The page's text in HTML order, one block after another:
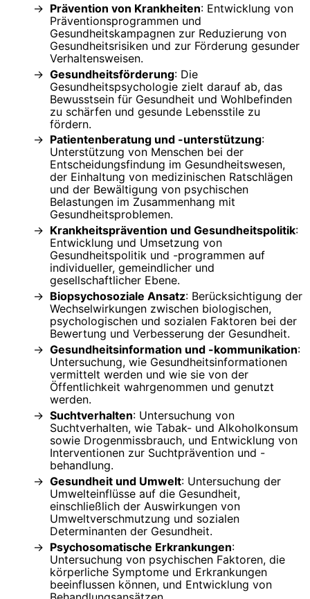
Prävention von Krankheiten: Entwicklung von
Präventionsprogrammen und
Gesundheitskampagnen zur Reduzierung von
Gesundheitsrisiken und zur Förderung gesunder
Verhaltensweisen.
Gesundheitsförderung: Die
Gesundheitspsychologie zielt darauf ab, das
Bewusstsein für Gesundheit und Wohlbefinden
zu schärfen und gesunde Lebensstile zu
fördern.
Patientenberatung und -unterstützung:
Unterstützung von Menschen bei der
Entscheidungsfindung im Gesundheitswesen,
der Einhaltung von medizinischen Ratschlägen
und der Bewältigung von psychischen
Belastungen im Zusammenhang mit
Gesundheitsproblemen.
Krankheitsprävention und Gesundheitspolitik:
Entwicklung und Umsetzung von
Gesundheitspolitik und -programmen auf
individueller, gemeindlicher und
gesellschaftlicher Ebene.
Biopsychosoziale Ansatz: Berücksichtigung der
Wechselwirkungen zwischen biologischen,
psychologischen und sozialen Faktoren bei der
Bewertung und Verbesserung der Gesundheit.
Gesundheitsinformation und -kommunikation:
Untersuchung, wie Gesundheitsinformationen
vermittelt werden und wie sie von der
Öffentlichkeit wahrgenommen und genutzt
werden.
Suchtverhalten: Untersuchung von
Suchtverhalten, wie Tabak- und Alkoholkonsum
sowie Drogenmissbrauch, und Entwicklung von
Interventionen zur Suchtprävention und -
behandlung.
Gesundheit und Umwelt: Untersuchung der
Umwelteinflüsse auf die Gesundheit,
einschließlich der Auswirkungen von
Umweltverschmutzung und sozialen
Determinanten der Gesundheit.
Psychosomatische Erkrankungen:
Untersuchung von psychischen Faktoren, die
körperliche Symptome und Erkrankungen
beeinflussen können, und Entwicklung von